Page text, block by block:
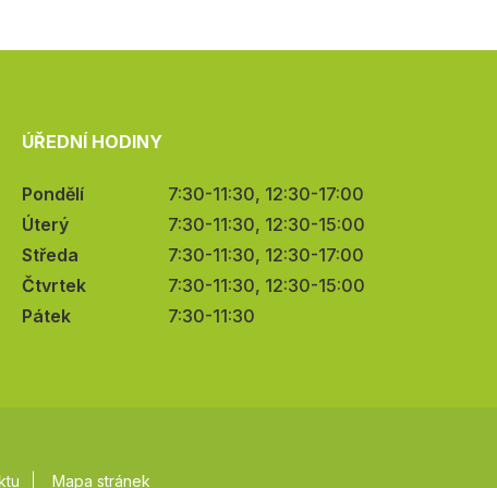
ÚŘEDNÍ HODINY
Pondělí
7:30-11:30, 12:30-17:00
Úterý
7:30-11:30, 12:30-15:00
Středa
7:30-11:30, 12:30-17:00
Čtvrtek
7:30-11:30, 12:30-15:00
Pátek
7:30-11:30
Mapa stránek